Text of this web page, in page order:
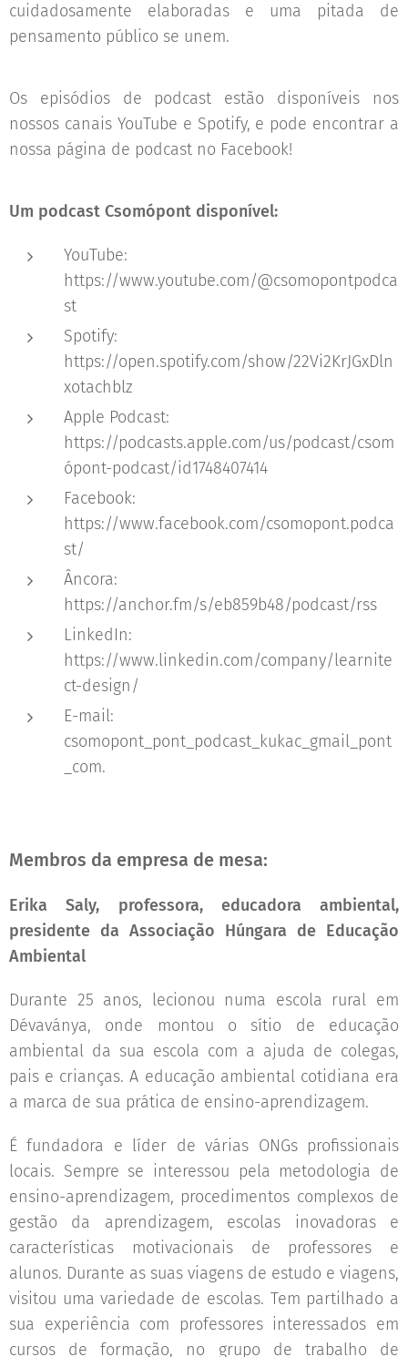
cuidadosamente elaboradas e uma pitada de
pensamento público se unem.
Os episódios de podcast estão disponíveis nos
nossos canais YouTube e Spotify, e pode encontrar a
nossa página de podcast no Facebook!
Um podcast Csomópont disponível:
YouTube:
https://www.youtube.com/@csomopontpodca
st
Spotify:
https://open.spotify.com/show/22Vi2KrJGxDln
xotachblz
Apple Podcast:
https://podcasts.apple.com/us/podcast/csom
ópont-podcast/id1748407414
Facebook:
https://www.facebook.com/csomopont.podca
st/
Âncora:
https://anchor.fm/s/eb859b48/podcast/rss
LinkedIn:
https://www.linkedin.com/company/learnite
ct-design/
E-mail:
csomopont_pont_podcast_kukac_gmail_pont
_com.
Membros da empresa de mesa:
Erika Saly, professora, educadora ambiental,
presidente da Associação Húngara de Educação
Ambiental
Durante 25 anos, lecionou numa escola rural em
Dévaványa, onde montou o sítio de educação
ambiental da sua escola com a ajuda de colegas,
pais e crianças. A educação ambiental cotidiana era
a marca de sua prática de ensino-aprendizagem.
É fundadora e líder de várias ONGs profissionais
locais. Sempre se interessou pela metodologia de
ensino-aprendizagem, procedimentos complexos de
gestão da aprendizagem, escolas inovadoras e
características motivacionais de professores e
alunos. Durante as suas viagens de estudo e viagens,
visitou uma variedade de escolas. Tem partilhado a
sua experiência com professores interessados em
cursos de formação, no grupo de trabalho de